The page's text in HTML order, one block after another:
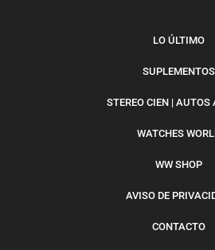
LO ÚLTIMO
SUPLEMENTOS
STEREO CIEN | AUTOS
WATCHES
WW SHOP
AVISO DE
CONTACTO